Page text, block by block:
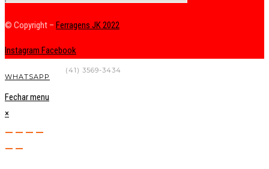
© Copyright – Ferragens JK 2022
Instagram Facebook
(41) 3569-3434
WHATSAPP
Fechar menu
×